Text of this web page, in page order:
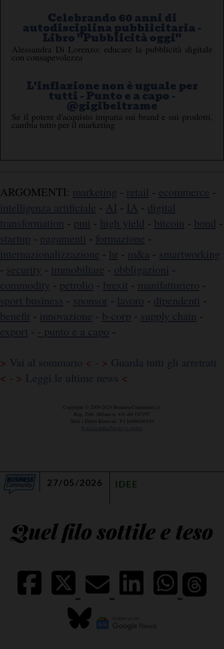
Celebrando 60 anni di
autodisciplina pubblicitaria -
Libro ''Pubblicità oggi''
Alessandra Di Lorenzo: educare la pubblicità digitale
con consapevolezza
L'inflazione non è uguale per
tutti - Punto e a capo -
@gigibeltrame
Se il potere d'acquisto impatta sui brand e sui prodotti,
cambia tutto per il marketing
ARGOMENTI: marketing - retail - ecommerce -
intelligenza artificiale - AI - IA - digital
transformation - pmi - high yield - bitcoin - bond -
startup - pagamenti - formazione -
internazionalizzazione - hr - m&a - smartworking
- security - immobiliare - obbligazioni -
commodity - petrolio - brexit - manifatturiero -
sport business - sponsor - lavoro - dipendenti -
benefit - innovazione - b-corp - supply chain -
export - - punto e a capo -
> Vai al sommario < - > Guarda tutti gli arretrati
< - > Leggi le ultime news <
Copyright © 2009-2024 BusinessCommunity.it.
Reg. Trib. Milano n. 431 del 19/7/97
Tutti i Diritti Riservati. P.I 10498360154
Politica della Privacy e cookie
27/05/2026 IDEE
Quel filo sottile e teso